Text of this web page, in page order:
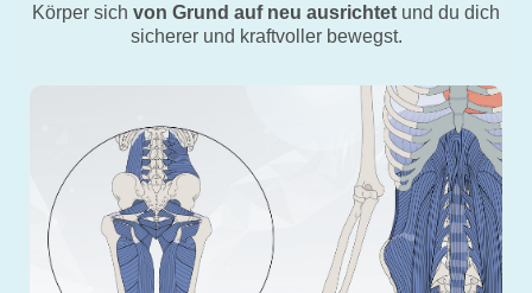
Körper sich von Grund auf neu ausrichtet und du dich
sicherer und kraftvoller bewegst.